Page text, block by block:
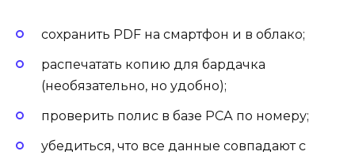
сохранить PDF на смартфон и в облако;
распечатать копию для бардачка
(необязательно, но удобно);
проверить полис в базе РСА по номеру;
убедиться, что все данные совпадают с